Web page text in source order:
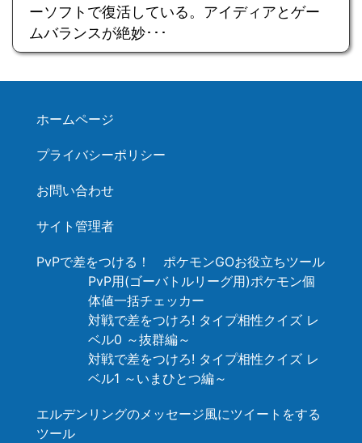
ーソフトで復活している。アイディアとゲー
ムバランスが絶妙･･･
ホームページ
プライバシーポリシー
お問い合わせ
サイト管理者
PvPで差をつける！ ポケモンGOお役立ちツール
PvP用(ゴーバトルリーグ用)ポケモン個
体値一括チェッカー
対戦で差をつけろ! タイプ相性クイズ レ
ベル0 ～抜群編～
対戦で差をつけろ! タイプ相性クイズ レ
ベル1 ～いまひとつ編～
エルデンリングのメッセージ風にツイートをする
ツール